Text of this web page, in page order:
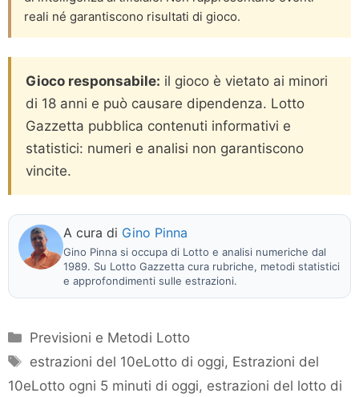
reali né garantiscono risultati di gioco.
Gioco responsabile: il gioco è vietato ai minori
di 18 anni e può causare dipendenza. Lotto
Gazzetta pubblica contenuti informativi e
statistici: numeri e analisi non garantiscono
vincite.
A cura di Gino Pinna
Gino Pinna si occupa di Lotto e analisi numeriche dal
1989. Su Lotto Gazzetta cura rubriche, metodi statistici
e approfondimenti sulle estrazioni.
Categorie
Previsioni e Metodi Lotto
Tag
estrazioni del 10eLotto di oggi, Estrazioni del
10eLotto ogni 5 minuti di oggi, estrazioni del lotto di